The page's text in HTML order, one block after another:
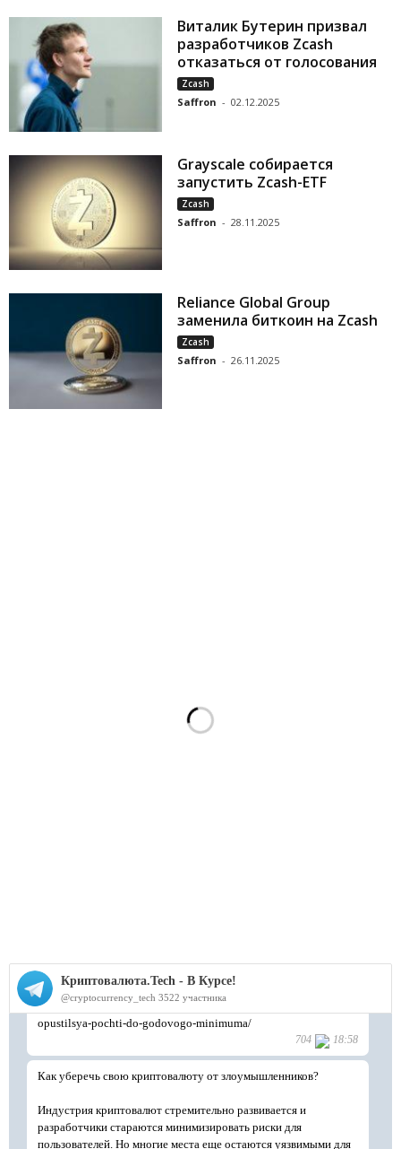
Виталик Бутерин призвал
разработчиков Zcash
отказаться от голосования
Zcash
Saffron - 02.12.2025
Grayscale собирается
запустить Zcash-ETF
Zcash
Saffron - 28.11.2025
Reliance Global Group
заменила биткоин на Zcash
Zcash
Saffron - 26.11.2025